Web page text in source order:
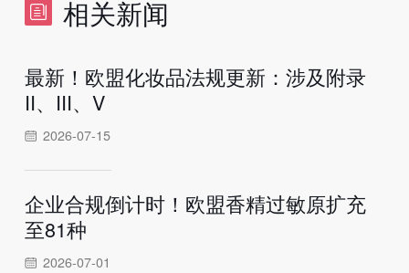
相关新闻
最新！欧盟化妆品法规更新：涉及附录
II、III、V
2026-07-15
企业合规倒计时！欧盟香精过敏原扩充
至81种
2026-07-01